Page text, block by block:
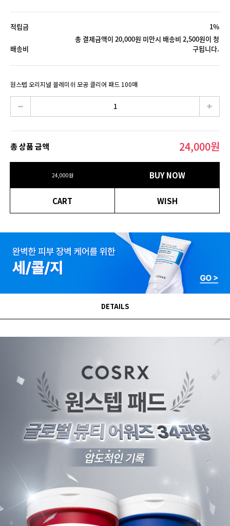
적립금 1%
배송비
총 결제금액이 20,000원 미만시 배송비 2,500원이 청
구됩니다.
원스텝 오리지널 블레미쉬 모공 클리어 패드 100매
총 상품 금액 24,000원
24,000원 BUY NOW
CART WISH
DETAILS